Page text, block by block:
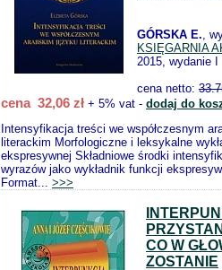
GÓRSKA E.,
KSIĘGARNIA
2015, wydanie I
cena netto:
cena 32,06 zł + 5% vat - dodaj do
Intensyfikacja treści we współczesnym
literackim Morfologiczne i leksykalne
ekspresywnej Składniowe środki
wyrazów jako wykładnik funkcji
Format... >>>
CO W
ZOSTANIE